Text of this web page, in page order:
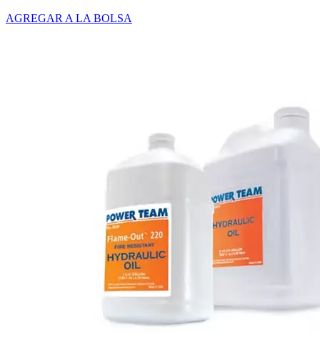
AGREGAR A LA BOLSA